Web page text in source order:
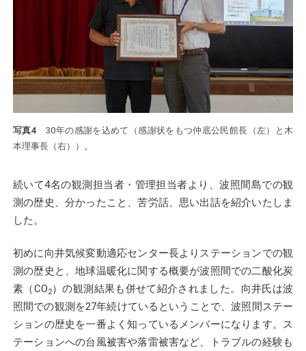
写真4 30年の感謝を込めて（感謝状をもつ仲底公民館長（左）と木
本理事長（右））。
続いて4名の観測担当者・管理担当者より、波照間島での観
測の歴史、分かったこと、苦労話、思い出話を紹介いたしま
した。
初めに向井気候変動適応センター長よりステーションでの観
測の歴史と、地球温暖化に関する概要が波照間での二酸化炭
素（CO2）の観測結果も併せて紹介されました。向井氏は波
照間での観測を27年続けているということで、波照間ステー
ションの歴史を一番よく知っているメンバーになります。ス
テーションへの台風被害や落雷被害など、トラブルの経験も